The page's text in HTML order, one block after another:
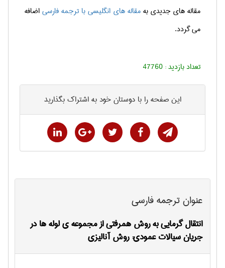
مقاله های جدیدی بهمقاله های انگلیسی با ترجمه فارسیاضافه
می گردد.
تعداد بازدید :47760
این صفحه را با دوستان خود به اشتراک بگذارید
عنوان ترجمه فارسی
انتقال گرمایی به روش همرفتی از مجموعه ی لوله ها در
جریان سیالات عمودی: روش آنالیزی